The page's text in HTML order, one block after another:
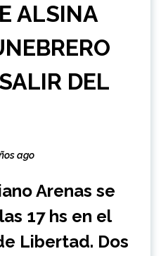
ALSINA
DEL
ago
Arenas se
17 hs en el
Libertad. Dos